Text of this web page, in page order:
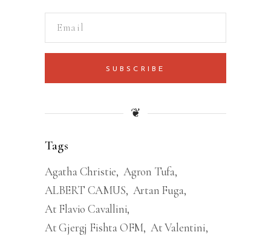
SUBSCRIBE
❦
Tags
Agatha Christie Agron Tufa
ALBERT CAMUS Artan Fuga
At Flavio Cavallini
At Gjergj Fishta OFM At Valentini